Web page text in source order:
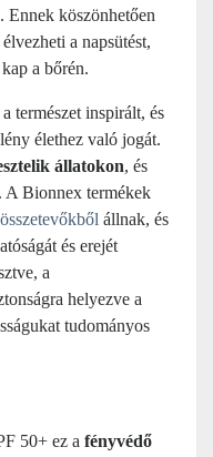
Ennek köszönhetően
a napsütést,
a bőrén.
természet inspirált, és
élethez való jogát.
állatokon, és
A Bionnex termékek
állnak, és
és erejét
a
helyezve a
tudományos
50+ ez a fényvédő